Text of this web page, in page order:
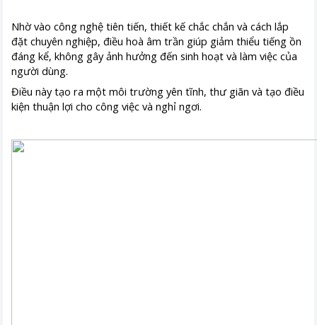
Nhờ vào công nghệ tiên tiến, thiết kế chắc chắn và cách lắp
đặt chuyên nghiệp, điều hoà âm trần giúp giảm thiểu tiếng ồn
đáng kể, không gây ảnh hưởng đến sinh hoạt và làm việc của
người dùng.
Điều này tạo ra một môi trường yên tĩnh, thư giãn và tạo điều
kiện thuận lợi cho công việc và nghỉ ngơi.